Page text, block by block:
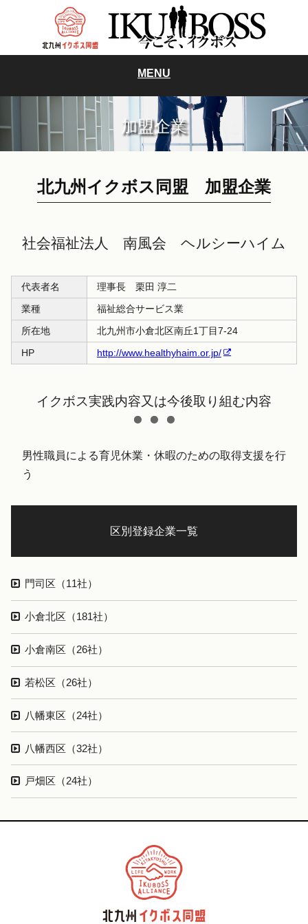
MENU
加盟企業
北九州イクボス同盟 加盟企業
社会福祉法人 南風会 ヘルシーハイム
代表者名
理事長 栗田 淳二
業種
福祉総合サービス業
所在地
北九州市小倉北区南丘1丁目7-24
HP
http://www.healthyhaim.or.jp/
イクボス実践内容又は今後取り組む内容
男性職員による育児休業・休暇のための取得支援を行
う
区別登録企業一覧
門司区（11社）
小倉北区（181社）
小倉南区（26社）
若松区（26社）
八幡東区（24社）
八幡西区（32社）
戸畑区（24社）